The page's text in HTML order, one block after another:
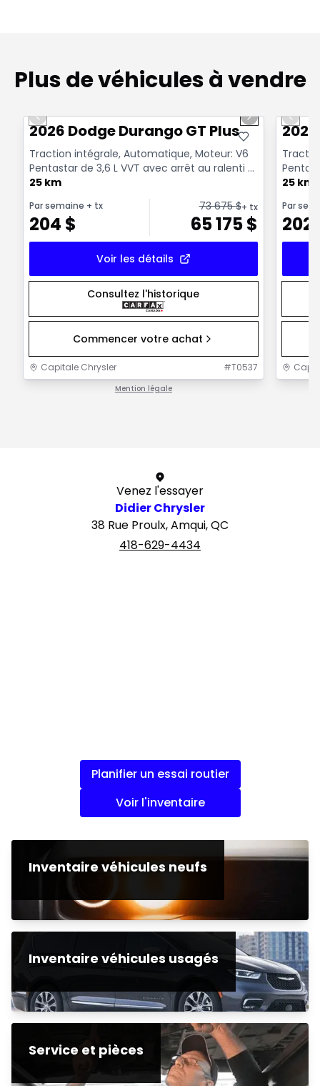
Plus de véhicules à vendre
Previous slide Next slide
2026 Dodge Durango GT Plus
Traction intégrale, Automatique, Moteur: V6
Pentastar de 3,6 L VVT avec arrêt au ralenti -
6 Cyl. - ...
25 km
Par semaine + tx
204 $
73 675$+ tx
65 175$
Voir les détails
Consultez l'historique
Commencer votre achat
Capitale Chrysler #T0537
Mention légale
6 Cyl. -
25 km
Par
202
Venez l'essayer
Didier Chrysler
38 Rue Proulx, Amqui, QC
418-629-4434
Planifier un essai routier
Voir l'inventaire
Inventaire véhicules neufs
Inventaire véhicules usagés
Service et pièces